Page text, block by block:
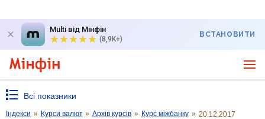
Multi від Мінфін
(8,9K+)
ВСТАНОВИТИ
Всі показники
Індекси » Курси валют » Архів курсів » Курс міжбанку » 20.12.2017